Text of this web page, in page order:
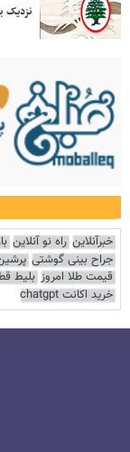
نزدیک
خبرآنلاین راه نو آنلاین
جراح بینی گوشتی
قیمت طلا امروز بلیط
خرید اکانت chatgpt